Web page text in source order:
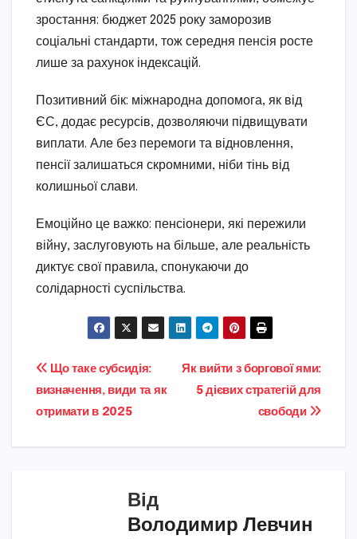
зростання: бюджет 2025 року заморозив
соціальні стандарти, тож середня пенсія росте
лише за рахунок індексацій.
Позитивний бік: міжнародна допомога, як від
ЄС, додає ресурсів, дозволяючи підвищувати
виплати. Але без перемоги та відновлення,
пенсії залишаться скромними, ніби тінь від
колишньої слави.
Емоційно це важко: пенсіонери, які пережили
війну, заслуговують на більше, але реальність
диктує свої правила, спонукаючи до
солідарності суспільства.
Навігація
записів
Як вийти з боргової ями:
5 дієвих стратегій для
свободи
Що таке субсидія:
визначення, види та як
отримати в 2025
Від
Володимир Левчин